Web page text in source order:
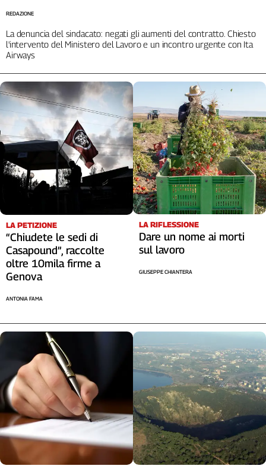
Contatti
redazione
Newsletter
Social
La denuncia del sindacato: negati gli aumenti del contratto. Chiesto
l'intervento del Ministero del Lavoro e un incontro urgente con Ita
Airways
REDAZIONE
LA PETIZIONE
“Chiudete le sedi di
Casapound”, raccolte
oltre 10mila firme a
Genova
ANTONIA FAMA
LA RIFLESSIONE
Dare un nome ai morti
sul lavoro
GIUSEPPE CHIANTERA